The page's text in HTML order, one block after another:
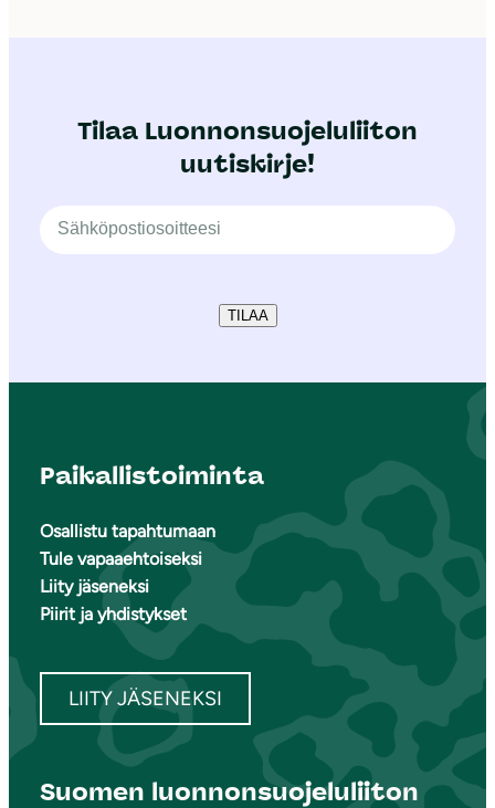
Tilaa Luonnonsuojeluliiton
uutiskirje!
TILAA
Paikallistoiminta
Osallistu tapahtumaan
Tule vapaaehtoiseksi
Liity jäseneksi
Piirit ja yhdistykset
LIITY JÄSENEKSI
Suomen luonnonsuojeluliiton